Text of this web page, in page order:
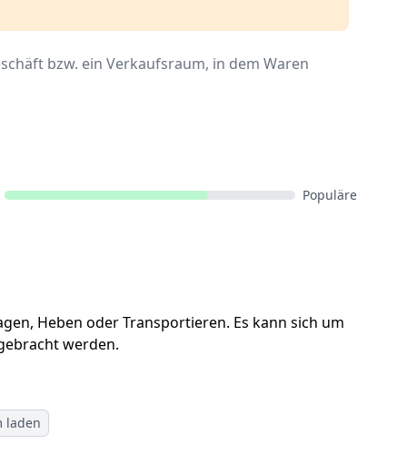
bzw. ein Verkaufsraum, in dem Waren
Populäre
Heben oder Transportieren. Es kann sich um
werden.
laden